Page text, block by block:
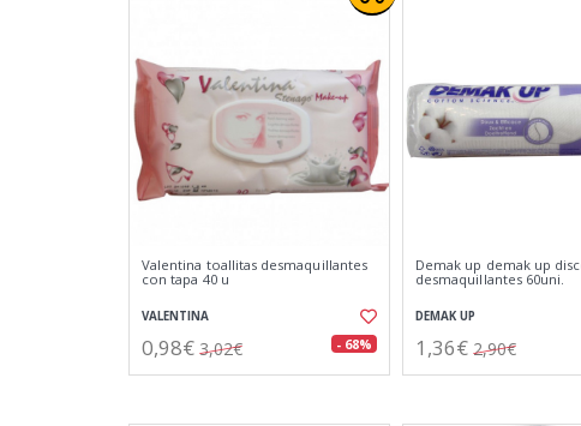
Valentina toallitas desmaquillantes
con tapa 40 u
VALENTINA
0,98€ 3,02€ - 68%
Demak up demak up
desmaquillantes 60uni.
DEMAK UP
1,36€ 2,90€